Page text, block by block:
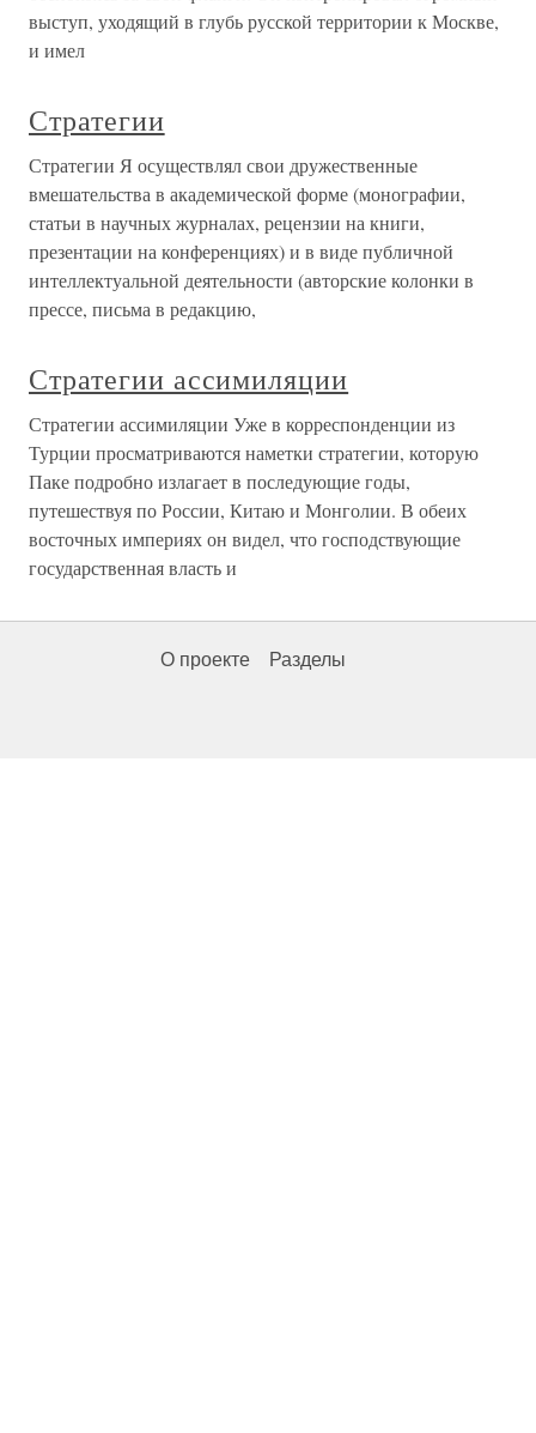
выступ, уходящий в глубь русской территории к Москве,
и имел
Стратегии
Стратегии Я осуществлял свои дружественные
вмешательства в академической форме (монографии,
статьи в научных журналах, рецензии на книги,
презентации на конференциях) и в виде публичной
интеллектуальной деятельности (авторские колонки в
прессе, письма в редакцию,
Стратегии ассимиляции
Стратегии ассимиляции Уже в корреспонденции из
Турции просматриваются наметки стратегии, которую
Паке подробно излагает в последующие годы,
путешествуя по России, Китаю и Монголии. В обеих
восточных империях он видел, что господствующие
государственная власть и
О проекте Разделы